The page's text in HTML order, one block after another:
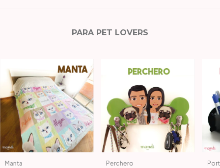
PARA PET LOVERS
Manta Perchero